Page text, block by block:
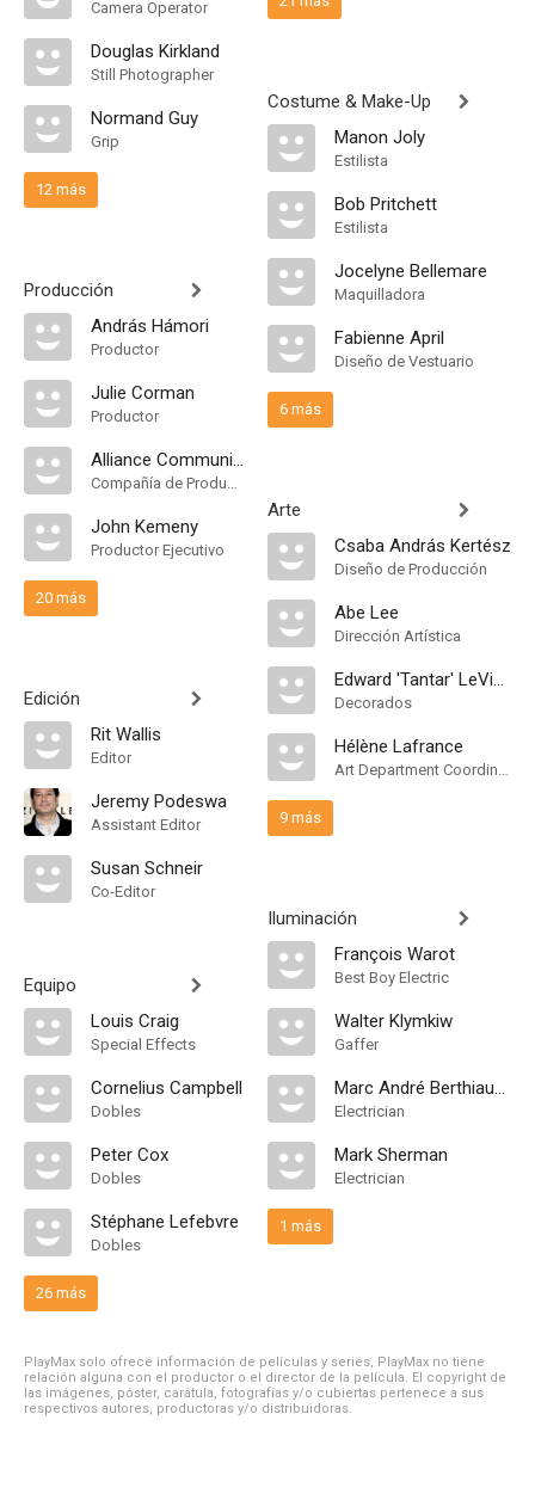
Camera Operator
Douglas Kirkland
Still Photographer
Normand Guy
Grip
12 más
Producción
András Hámori
Productor
Julie Corman
Productor
Alliance Communications
Compañía de Produccion
John Kemeny
Productor Ejecutivo
20 más
Edición
Rit Wallis
Editor
Jeremy Podeswa
Assistant Editor
Susan Schneir
Co-Editor
Equipo
Louis Craig
Special Effects
Cornelius Campbell
Dobles
Peter Cox
Dobles
Stéphane Lefebvre
Dobles
26 más
Costume & Make-Up
Manon Joly
Estilista
Bob Pritchett
Estilista
Jocelyne Bellemare
Maquilladora
Fabienne April
Diseño de Vestuario
6 más
Arte
Csaba András Kertész
Diseño de Producción
Abe Lee
Dirección Artística
Edward 'Tantar' LeViseur
Decorados
Hélène Lafrance
Art Department Coordinator
9 más
Iluminación
François Warot
Best Boy Electric
Walter Klymkiw
Gaffer
Marc André Berthiaume
Electrician
Mark Sherman
Electrician
1 más
PlayMax solo ofrece información de películas y series, PlayMax no tiene
relación alguna con el productor o el director de la película. El copyright de
las imágenes, póster, carátula, fotografías y/o cubiertas pertenece a sus
respectivos autores, productoras y/o distribuidoras.